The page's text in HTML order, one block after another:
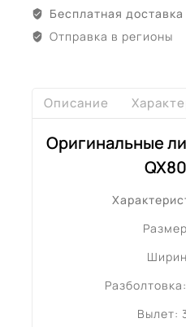
Бесплатная доставка
Отправка в регионы
Описание
Оригинальные
Вылет: